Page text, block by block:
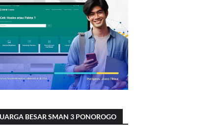
BESAR SMAN 3 PONOROGO